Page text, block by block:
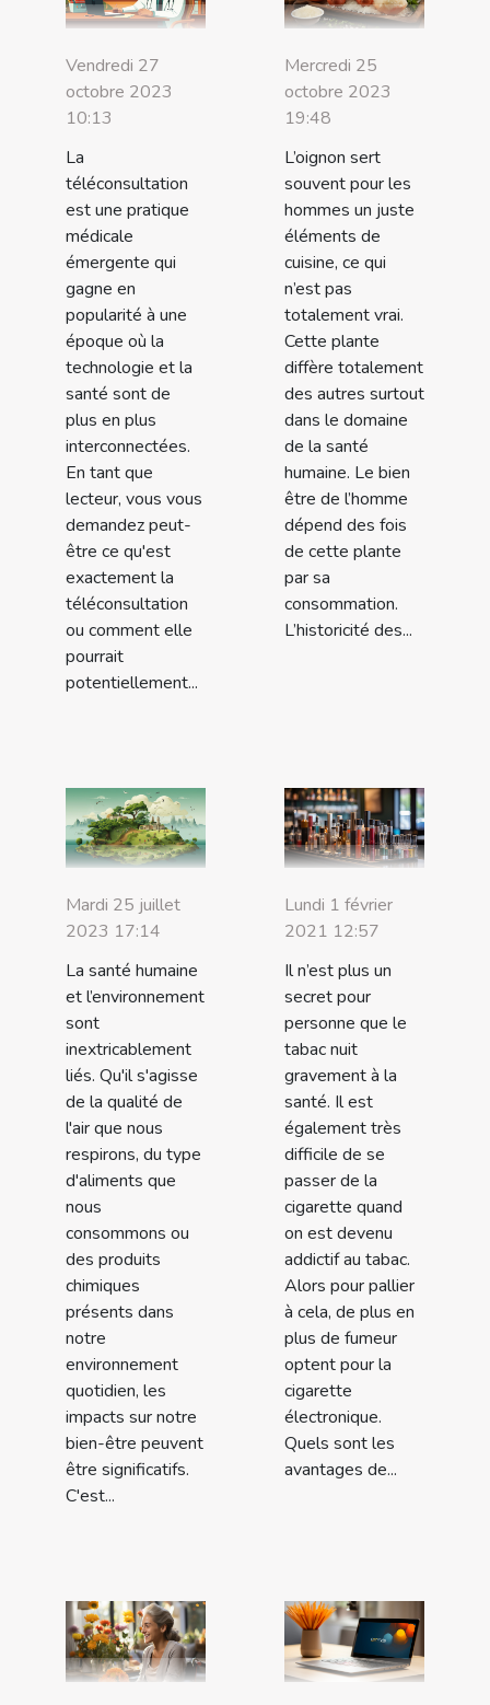
Vendredi 27
octobre 2023
10:13
La
téléconsultation
est une pratique
médicale
émergente qui
gagne en
popularité à une
époque où la
technologie et la
santé sont de
plus en plus
interconnectées.
En tant que
lecteur, vous vous
demandez peut-
être ce qu'est
exactement la
téléconsultation
ou comment elle
pourrait
potentiellement...
Mercredi 25
octobre 2023
19:48
L’oignon sert
souvent pour les
hommes un juste
éléments de
cuisine, ce qui
n’est pas
totalement vrai.
Cette plante
diffère totalement
des autres surtout
dans le domaine
de la santé
humaine. Le bien
être de l’homme
dépend des fois
de cette plante
par sa
consommation.
L’historicité des...
Mardi 25 juillet
2023 17:14
La santé humaine
et l’environnement
sont
inextricablement
liés. Qu'il s'agisse
de la qualité de
l'air que nous
respirons, du type
d'aliments que
nous
consommons ou
des produits
chimiques
présents dans
notre
environnement
quotidien, les
impacts sur notre
bien-être peuvent
être significatifs.
C'est...
Lundi 1 février
2021 12:57
Il n’est plus un
secret pour
personne que le
tabac nuit
gravement à la
santé. Il est
également très
difficile de se
passer de la
cigarette quand
on est devenu
addictif au tabac.
Alors pour pallier
à cela, de plus en
plus de fumeur
optent pour la
cigarette
électronique.
Quels sont les
avantages de...